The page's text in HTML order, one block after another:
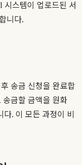
시스템이 업로드된 서
니다.
송금 신청을 완료합
금할 금액을 원화
. 이 모든 과정이 비